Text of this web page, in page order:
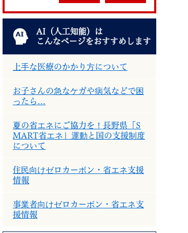
高齢者・介護 ご不幸
ご利用ガイド
AI（人工知能）は
こんなページをおすすめします
上手な医療のかかり方について
お子さんの急なケガや病気などで困
ったら…
夏の省エネにご協力を！長野県「S
MART省エネ」運動と国の支援制度
について
住民向けゼロカーボン・省エネ支援
情報
事業者向けゼロカーボン・省エネ支
援情報